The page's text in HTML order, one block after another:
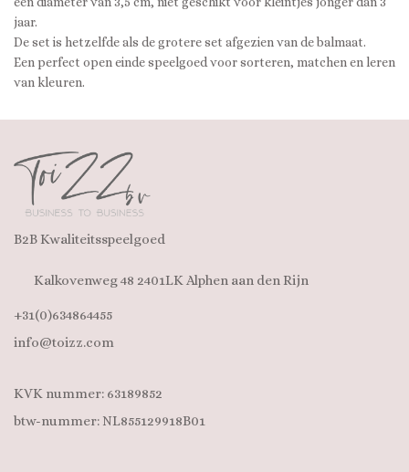
jaar.
De set is hetzelfde als de grotere set afgezien van de balmaat.
Een perfect open einde speelgoed voor sorteren, matchen en leren
van kleuren.
B2B Kwaliteitsspeelgoed
Kalkovenweg 48 2401LK Alphen aan den Rijn
+31(0)634864455
info@toizz.com
KVK nummer: 63189852
btw-nummer: NL855129918B01